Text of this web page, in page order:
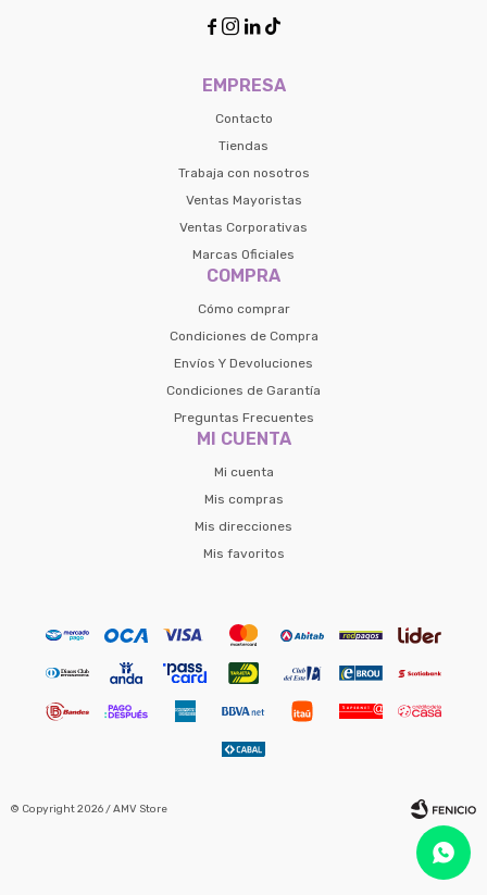
EMPRESA
Contacto
Tiendas
Trabaja con nosotros
Ventas Mayoristas
Ventas Corporativas
Marcas Oficiales
COMPRA
Cómo comprar
Condiciones de Compra
Envíos Y Devoluciones
Condiciones de Garantía
Preguntas Frecuentes
MI CUENTA
Mi cuenta
Mis compras
Mis direcciones
Mis favoritos
   
© Copyright 2026 / AMV Store